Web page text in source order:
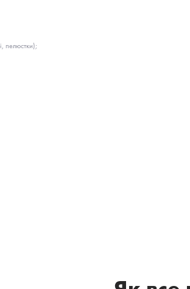
пелюстки);